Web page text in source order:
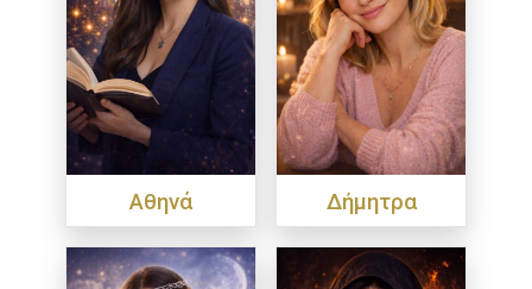
Αθηνά Δήμητρα